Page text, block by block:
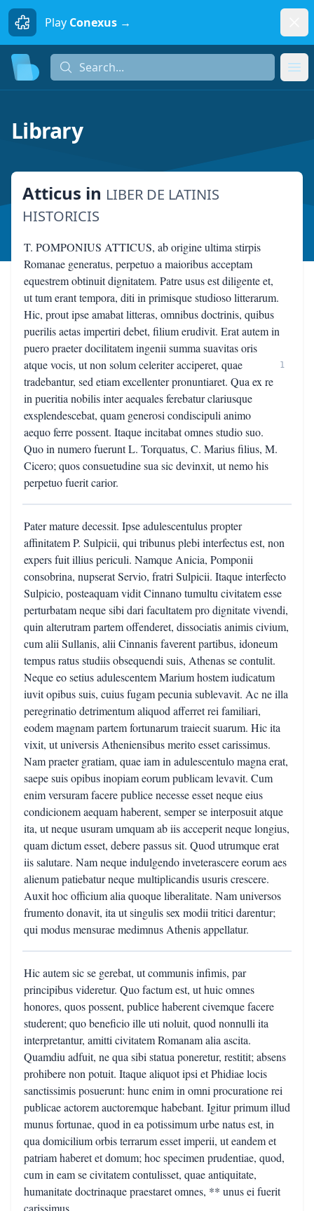
Play Conexus →
Search...
Library
Atticus in LIBER DE LATINIS
HISTORICIS
T. POMPONIUS ATTICUS, ab origine ultima stirpis
Romanae generatus, perpetuo a maioribus acceptam
equestrem obtinuit dignitatem. Patre usus est diligente et,
ut tum erant tempora, diti in primisque studioso litterarum.
Hic, prout ipse amabat litteras, omnibus doctrinis, quibus
puerilis aetas impertiri debet, filium erudivit. Erat autem in
puero praeter docilitatem ingenii summa suavitas oris
atque vocis, ut non solum celeriter acciperet, quae
tradebantur, sed etiam excellenter pronuntiaret. Qua ex re
in pueritia nobilis inter aequales ferebatur clariusque
exsplendescebat, quam generosi condiscipuli animo
aequo ferre possent. Itaque incitabat omnes studio suo.
Quo in numero fuerunt L. Torquatus, C. Marius filius, M.
Cicero; quos consuetudine sua sic devinxit, ut nemo his
perpetuo fuerit carior.
1
Pater mature decessit. Ipse adulescentulus propter
affinitatem P. Sulpicii, qui tribunus plebi interfectus est, non
expers fuit illius periculi. Namque Anicia, Pomponii
consobrina, nupserat Servio, fratri Sulpicii. Itaque interfecto
Sulpicio, posteaquam vidit Cinnano tumultu civitatem esse
perturbatam neque sibi dari facultatem pro dignitate vivendi,
quin alterutram partem offenderet, dissociatis animis civium,
cum alii Sullanis, alii Cinnanis faverent partibus, idoneum
tempus ratus studiis obsequendi suis, Athenas se contulit.
Neque eo setius adulescentem Marium hostem iudicatum
iuvit opibus suis, cuius fugam pecunia sublevavit. Ac ne illa
peregrinatio detrimentum aliquod afferret rei familiari,
eodem magnam partem fortunarum traiecit suarum. Hic ita
vixit, ut universis Atheniensibus merito esset carissimus.
Nam praeter gratiam, quae iam in adulescentulo magna erat,
saepe suis opibus inopiam eorum publicam levavit. Cum
enim versuram facere publice necesse esset neque eius
condicionem aequam haberent, semper se interposuit atque
ita, ut neque usuram umquam ab iis acceperit neque longius,
quam dictum esset, debere passus sit. Quod utrumque erat
iis salutare. Nam neque indulgendo inveterascere eorum aes
alienum patiebatur neque multiplicandis usuris crescere.
Auxit hoc officium alia quoque liberalitate. Nam universos
frumento donavit, ita ut singulis sex modii tritici darentur;
qui modus mensurae medimnus Athenis appellatur.
Hic autem sic se gerebat, ut communis infimis, par
principibus videretur. Quo factum est, ut huic omnes
honores, quos possent, publice haberent civemque facere
studerent; quo beneficio ille uti noluit, quod nonnulli ita
interpretantur, amitti civitatem Romanam alia ascita.
Quamdiu adfuit, ne qua sibi statua poneretur, restitit; absens
prohibere non potuit. Itaque aliquot ipsi et Phidiae locis
sanctissimis posuerunt: hunc enim in omni procuratione rei
publicae actorem auctoremque habebant. Igitur primum illud
munus fortunae, quod in ea potissimum urbe natus est, in
qua domicilium orbis terrarum esset imperii, ut eandem et
patriam haberet et domum; hoc specimen prudentiae, quod,
cum in eam se civitatem contulisset, quae antiquitate,
humanitate doctrinaque praestaret omnes, ** unus ei fuerit
carissimus.